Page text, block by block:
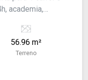
academia,
gourmet com
56.96 m²
Terreno